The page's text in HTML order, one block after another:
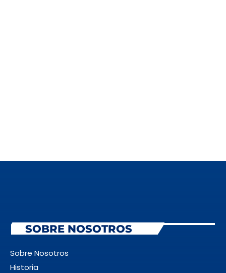
SOBRE NOSOTROS
Sobre Nosotros
Historia